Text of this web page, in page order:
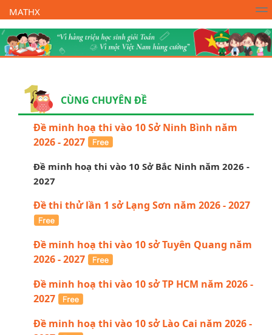
MATHX
Trường Toán Online MATHX Học toán - Lớp 1
CÙNG CHUYÊN ĐỀ
Đề minh hoạ thi vào 10 Sở Ninh Bình năm
2026 - 2027
Đề minh hoạ thi vào 10 Sở Bắc Ninh năm 2026 -
2027
Đề thi thử lần 1 sở Lạng Sơn năm 2026 - 2027
Đề minh hoạ thi vào 10 sở Tuyên Quang năm
2026 - 2027
Đề minh hoạ thi vào 10 sở TP HCM năm 2026 -
2027
Đề minh hoạ thi vào 10 sở Lào Cai năm 2026 -